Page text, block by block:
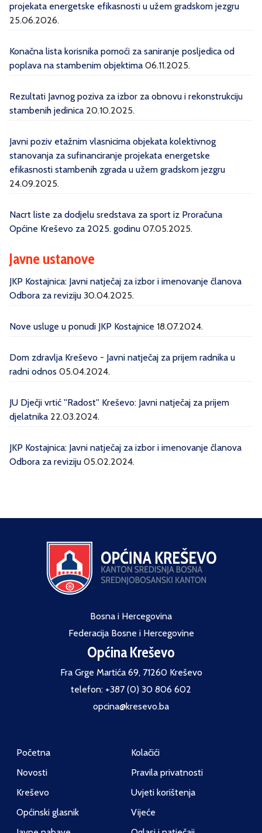
projekata energetske efikasnosti u užem gradskom jezgru
25.06.2026.
Konačna lista korisnika pomoći za saniranje posljedica od
poplava na stambenim objektima 06.11.2025.
Rezultati Javnog poziva za izbor za obnovu i rekonstrukciju
stambenih jedinica 20.10.2025.
Javni poziv etažnim vlasnicima objekata kolektivnog
stanovanja za sufinanciranje projekata energetske
efikasnosti stambenih zgrada u užem gradskom jezgru
24.09.2025.
Nacrt liste za dodjelu sredstava za sport iz Proračuna
Općine Kreševo za 2025. godinu 07.05.2025.
Javne ustanove
JKP Kostajnica: Javni natječaj za izbor i imenovanje članova
Odbora za reviziju 30.04.2025.
Nove usluge u ponudi JKP Kostajnice 18.07.2024.
Dom zdravlja Kreševo - Javni natječaj za prijem radnika u
radni odnos 05.04.2024.
JU Dječji vrtić ''Radost'' Kreševo: Javni natječaj za prijem
djelatnika 22.03.2024.
JKP Kostajnica: Javni natječaj za izbor i imenovanje članova
Odbora za reviziju 05.02.2024.
Bosna i Hercegovina
Federacija Bosne i Hercegovine
Općina Kreševo
Fra Grge Martića 69, 71260 Kreševo
telefon: +387 (0) 30 806 602
opcina@kresevo.ba
Početna
Novosti
Kreševo
Općinski glasnik
Kolačići
Pravila privatnosti
Uvjeti korištenja
Vijeće